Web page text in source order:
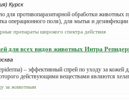
Курск
для противопаразитарной обработки животных
операционного поля), для мытья и
препараты широкого спектра действия
для всех видов животных Интра
– эффективный спрей по уходу за кожей
действующими веществами являются
за животным